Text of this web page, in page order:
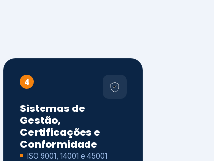
4
Sistemas de
Gestão,
Certificações e
Conformidade
ISO 9001, 14001 e 45001